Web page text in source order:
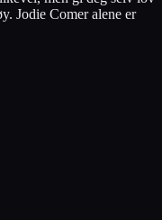
Jodie Comer alene er